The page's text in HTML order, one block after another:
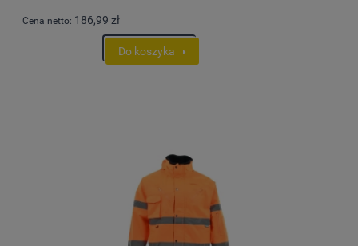
Cena netto: 186,99 zł
Do koszyka